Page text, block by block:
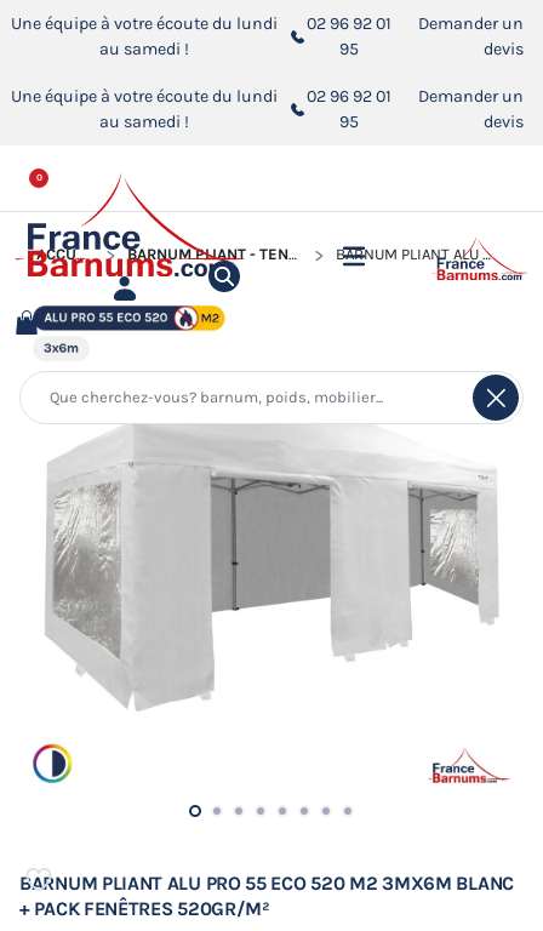
Une équipe à votre écoute du lundi
au samedi !
02 96 92 01
95
Demander un
devis
Une équipe à votre écoute du lundi
au samedi !
02 96 92 01
95
Demander un
devis
0
ACCUEIL BARNUM PLIANT - TENTE PLIANTE ALUMINIUM PRO 55 ECO 520 BARNUM PLIANT ALU PRO 55 ECO 520 M2 3MX6M BLANC + PACK FENÊTRES 520GR/M²
BARNUM PLIANT ALU PRO 55 ECO 520 M2 3MX6M BLANC
+ PACK FENÊTRES 520GR/M²